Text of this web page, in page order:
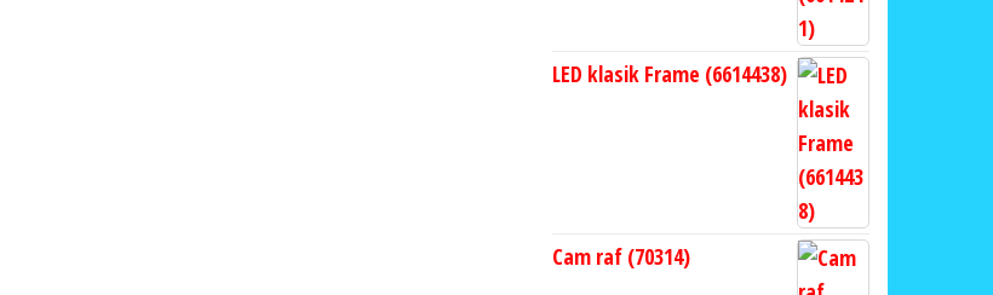
LED klasik Frame (6614438)
Cam raf (70314)